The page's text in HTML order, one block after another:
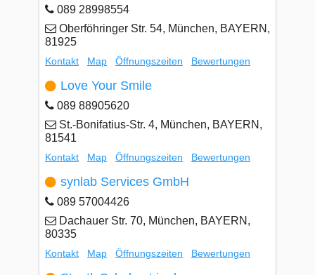
089 28998554
Oberföhringer Str. 54, München, BAYERN,
81925
Kontakt Map Öffnungszeiten Bewertungen
Love Your Smile
089 88905620
St.-Bonifatius-Str. 4, München, BAYERN,
81541
Kontakt Map Öffnungszeiten Bewertungen
synlab Services GmbH
089 57004426
Dachauer Str. 70, München, BAYERN,
80335
Kontakt Map Öffnungszeiten Bewertungen